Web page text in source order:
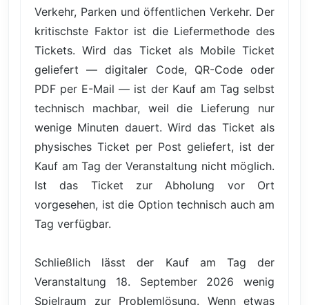
Verkehr, Parken und öffentlichen Verkehr. Der
kritischste Faktor ist die Liefermethode des
Tickets. Wird das Ticket als Mobile Ticket
geliefert — digitaler Code, QR-Code oder
PDF per E-Mail — ist der Kauf am Tag selbst
technisch machbar, weil die Lieferung nur
wenige Minuten dauert. Wird das Ticket als
physisches Ticket per Post geliefert, ist der
Kauf am Tag der Veranstaltung nicht möglich.
Ist das Ticket zur Abholung vor Ort
vorgesehen, ist die Option technisch auch am
Tag verfügbar.
Schließlich lässt der Kauf am Tag der
Veranstaltung 18. September 2026 wenig
Spielraum zur Problemlösung. Wenn etwas